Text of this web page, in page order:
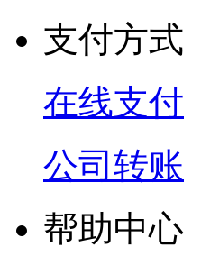
支付方式
在线支付
公司转账
帮助中心